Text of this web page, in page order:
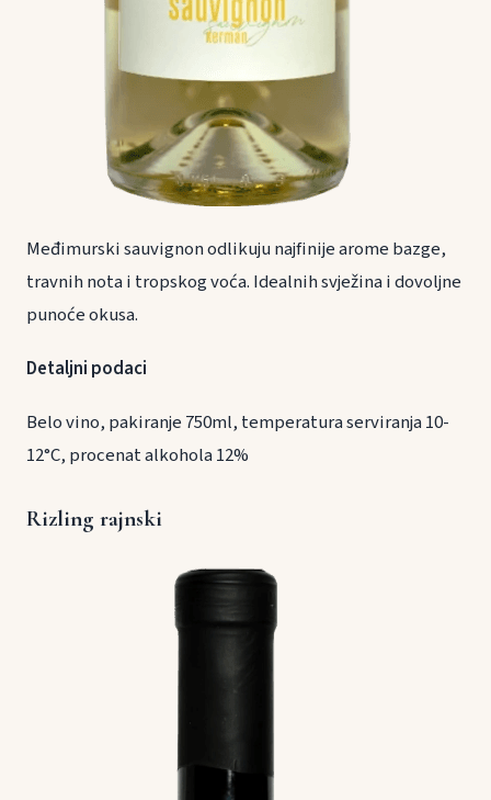
Međimurski sauvignon odlikuju najfinije arome bazge,
travnih nota i tropskog voća. Idealnih svježina i dovoljne
punoće okusa.
Detaljni podaci
Belo vino, pakiranje 750ml, temperatura serviranja 10-
12°C, procenat alkohola 12%
Rizling rajnski